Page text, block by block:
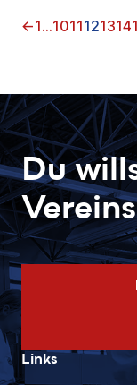
←1…1011121314
Du
Links